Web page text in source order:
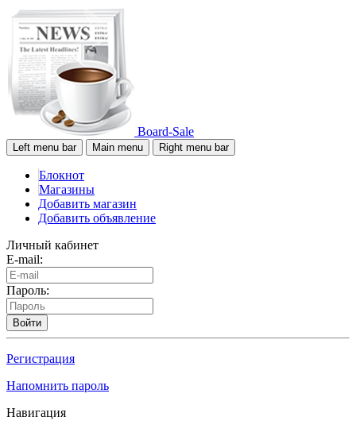
Board-Sale
Left menu bar Main menu Right menu bar
Блокнот
Магазины
Добавить магазин
Добавить объявление
Личный кабинет
E-mail:
Пароль:
Войти
Регистрация
Напомнить пароль
Навигация